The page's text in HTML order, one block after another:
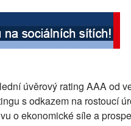
úvěrový rating AAA od
s odkazem na rostoucí
o ekonomické síle a